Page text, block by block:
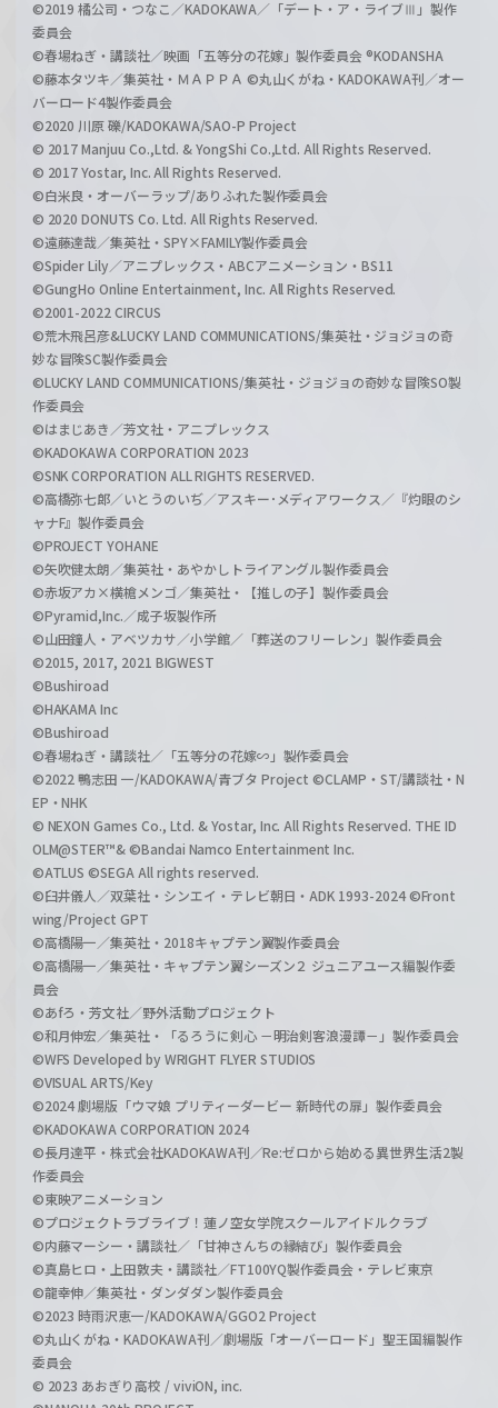
©2019 橘公司・つなこ／KADOKAWA／「デート・ア・ライブⅢ」製作
委員会
©春場ねぎ・講談社／映画「五等分の花嫁」製作委員会 ®KODANSHA
©藤本タツキ／集英社・ＭＡＰＰＡ ©丸山くがね・KADOKAWA刊／オー
バーロード4製作委員会
©2020 川原 礫/KADOKAWA/SAO-P Project
© 2017 Manjuu Co.,Ltd. & YongShi Co.,Ltd. All Rights Reserved.
© 2017 Yostar, Inc. All Rights Reserved.
©白米良・オーバーラップ/ありふれた製作委員会
© 2020 DONUTS Co. Ltd. All Rights Reserved.
©遠藤達哉／集英社・SPY×FAMILY製作委員会
©Spider Lily／アニプレックス・ABCアニメーション・BS11
©GungHo Online Entertainment, Inc. All Rights Reserved.
©2001-2022 CIRCUS
©荒木飛呂彦&LUCKY LAND COMMUNICATIONS/集英社・ジョジョの奇
妙な冒険SC製作委員会
©LUCKY LAND COMMUNICATIONS/集英社・ジョジョの奇妙な冒険SO製
作委員会
©はまじあき／芳文社・アニプレックス
©KADOKAWA CORPORATION 2023
©SNK CORPORATION ALL RIGHTS RESERVED.
©高橋弥七郎／いとうのいぢ／アスキー･メディアワークス／『灼眼のシ
ャナF』製作委員会
©PROJECT YOHANE
©矢吹健太朗／集英社・あやかしトライアングル製作委員会
©赤坂アカ×横槍メンゴ／集英社・【推しの子】製作委員会
©Pyramid,Inc.／成子坂製作所
©山田鐘人・アベツカサ／小学館／「葬送のフリーレン」製作委員会
©2015, 2017, 2021 BIGWEST
©Bushiroad
©HAKAMA Inc
©Bushiroad
©春場ねぎ・講談社／「五等分の花嫁∽」製作委員会
©2022 鴨志田 一/KADOKAWA/青ブタ Project ©CLAMP・ST/講談社・N
EP・NHK
© NEXON Games Co., Ltd. & Yostar, Inc. All Rights Reserved. THE ID
OLM@STER™& ©Bandai Namco Entertainment Inc.
©ATLUS ©SEGA All rights reserved.
©臼井儀人／双葉社・シンエイ・テレビ朝日・ADK 1993-2024 ©Front
wing/Project GPT
©高橋陽一／集英社・2018キャプテン翼製作委員会
©高橋陽一／集英社・キャプテン翼シーズン２ ジュニアユース編製作委
員会
©あfろ・芳文社／野外活動プロジェクト
©和月伸宏／集英社・「るろうに剣心 －明治剣客浪漫譚－」製作委員会
©WFS Developed by WRIGHT FLYER STUDIOS
©VISUAL ARTS/Key
©2024 劇場版「ウマ娘 プリティーダービー 新時代の扉」製作委員会
©KADOKAWA CORPORATION 2024
©長月達平・株式会社KADOKAWA刊／Re:ゼロから始める異世界生活2製
作委員会
©東映アニメーション
©プロジェクトラブライブ！蓮ノ空女学院スクールアイドルクラブ
©内藤マーシー・講談社／「甘神さんちの縁結び」製作委員会
©真島ヒロ・上田敦夫・講談社／FT100YQ製作委員会・テレビ東京
©龍幸伸／集英社・ダンダダン製作委員会
©2023 時雨沢恵一/KADOKAWA/GGO2 Project
©丸山くがね・KADOKAWA刊／劇場版「オーバーロード」聖王国編製作
委員会
© 2023 あおぎり高校 / viviON, inc.